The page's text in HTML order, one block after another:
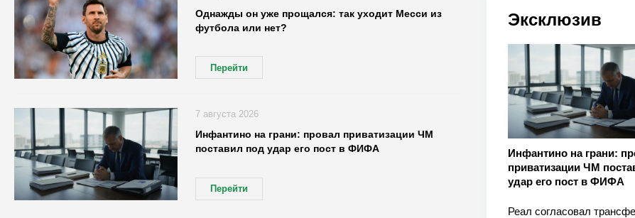
Эксклюзив
Инфантино на грани:
приватизации ЧМ
удар его пост в ФИФА
Реал согласовал
Однажды он уже прощался: так уходит Месси из
футбола или нет?
Перейти
Инфантино на грани: провал приватизации ЧМ
поставил под удар его пост в ФИФА
Перейти
7 августа 2026